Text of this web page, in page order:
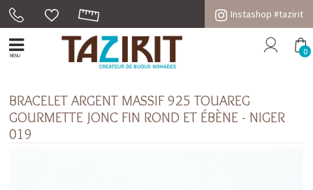
Instashop #tazirit
MENU 0
BRACELET ARGENT MASSIF 925 TOUAREG
GOURMETTE JONC FIN ROND ET ÉBÈNE - NIGER
019